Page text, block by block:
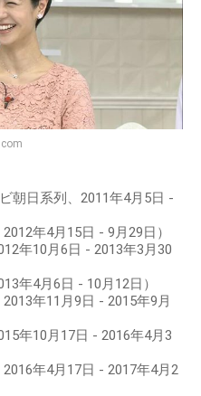
朝日系列、2011年4月5日 -
年4月15日 - 9月29日）
年10月6日 - 2013年3月30
年4月6日 - 10月12日）
年11月9日 - 2015年9月
年10月17日 - 2016年4月3
年4月17日 - 2017年4月2